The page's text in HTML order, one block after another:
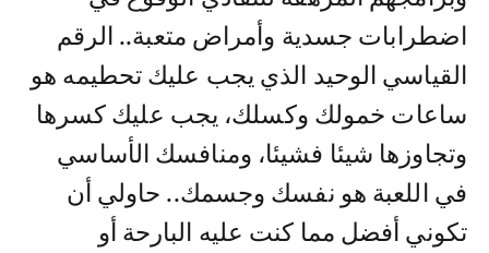
اضطرابات جسدية وأمراض متعبة.. الرقم
القياسي الوحيد الذي يجب عليك تحطيمه هو
ساعات خمولك وكسلك، يجب عليك كسرها
وتجاوزها شيئا فشيئا، ومنافسك الأساسي
في اللعبة هو نفسك وجسمك.. حاولي أن
تكوني أفضل مما كنت عليه البارحة أو